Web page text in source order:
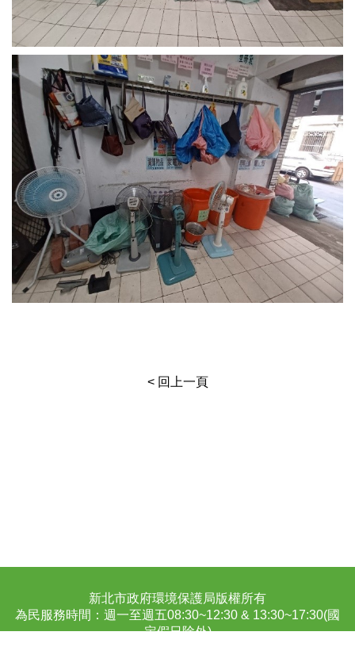
< 回上一頁
新北市政府環境保護局版權所有
為民服務時間：週一至週五08:30~12:30 & 13:30~17:30(國
定假日除外)